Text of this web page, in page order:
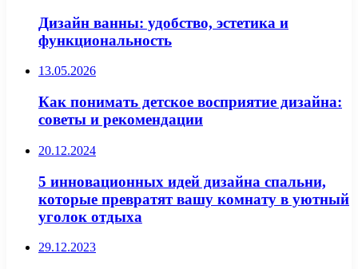
Дизайн ванны: удобство, эстетика и
функциональность
13.05.2026
Как понимать детское восприятие дизайна:
советы и рекомендации
20.12.2024
5 инновационных идей дизайна спальни,
которые превратят вашу комнату в уютный
уголок отдыха
29.12.2023